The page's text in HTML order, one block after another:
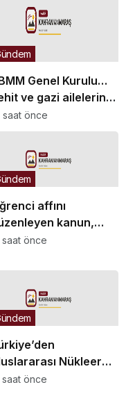
Genel Kurulu…
ve gazi ailelerine
düzenlemeleri
kanun teklifinin
başladı
saat önce
affını
kanun,
Gazete’de
saat önce
Nükleer
Olimpiyatı’nda 1
saat önce